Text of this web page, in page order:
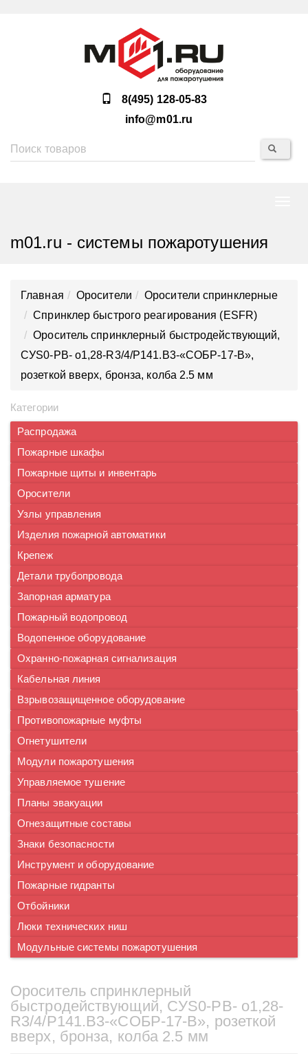
8(495) 128-05-83
info@m01.ru
m01.ru - системы пожаротушения
Главная Оросители
Оросители спринклерные
Спринклер быстрого реагирования (ESFR)
Ороситель спринклерный быстродействующий,
CУS0-PВ- о1,28-R3/4/P141.B3-«СОБР-17-В»,
розеткой вверх, бронза, колба 2.5 мм
Категории
Распродажа
Пожарные шкафы
Пожарные щиты и инвентарь
Оросители
Узлы управления
Изделия пожарной автоматики
Крепеж
Детали трубопровода
Запорная арматура
Пожарный водопровод
Водопенное оборудование
Охранно-пожарная сигнализация
Кабельная линия
Взрывозащищенное оборудование
Противопожарные муфты
Огнетушители
Модули пожаротушения
Управляемое тушение
Планы эвакуации
Огнезащитные составы
Знаки безопасности
Инструмент и оборудование
Пожарные гидранты
Отбойники
Люки технических ниш
Модульные системы пожаротушения
Ороситель спринклерный
быстродействующий, CУS0-PВ- о1,28-
R3/4/P141.B3-«СОБР-17-В», розеткой
вверх, бронза, колба 2.5 мм